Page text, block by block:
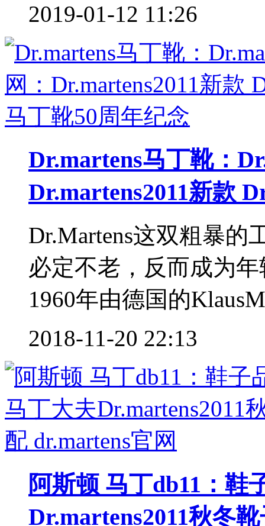
2019-01-12 11:26
Dr.martens马丁靴：
Dr.martens2011新款
Dr.Martens这双粗暴的
必定不老，反而成为
1960年由德国的
2018-11-20 22:13
阿斯顿 马丁db11：鞋
Dr.martens2011秋冬